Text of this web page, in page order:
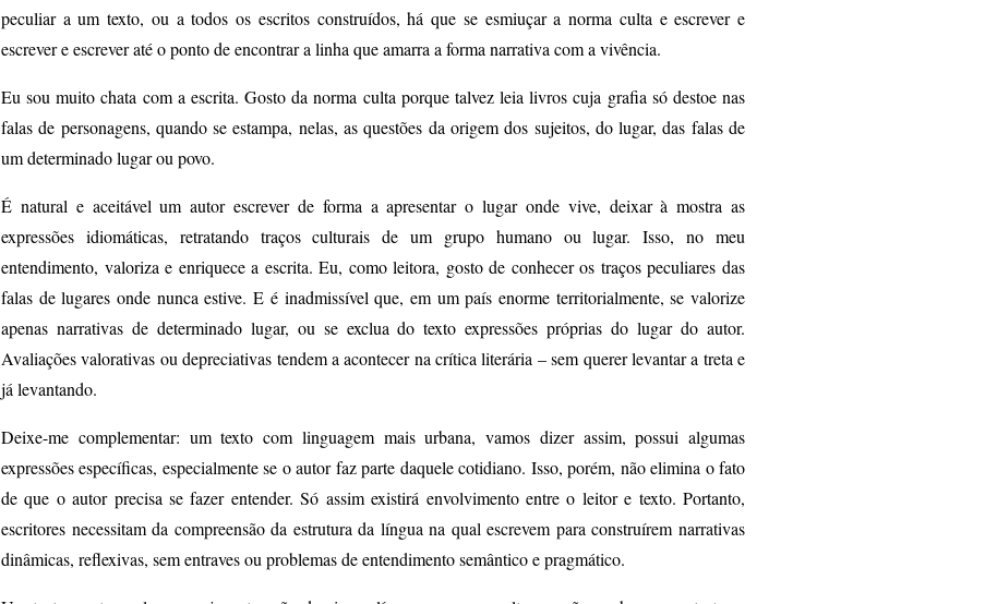
peculiar a um texto, ou a todos os escritos construídos, há que se esmiuçar a norma culta e escrever e
escrever e escrever até o ponto de encontrar a linha que amarra a forma narrativa com a vivência.
Eu sou muito chata com a escrita. Gosto da norma culta porque talvez leia livros cuja grafia só destoe nas
falas de personagens, quando se estampa, nelas, as questões da origem dos sujeitos, do lugar, das falas de
um determinado lugar ou povo.
É natural e aceitável um autor escrever de forma a apresentar o lugar onde vive, deixar à mostra as
expressões idiomáticas, retratando traços culturais de um grupo humano ou lugar. Isso, no meu
entendimento, valoriza e enriquece a escrita. Eu, como leitora, gosto de conhecer os traços peculiares das
falas de lugares onde nunca estive. E é inadmissível que, em um país enorme territorialmente, se valorize
apenas narrativas de determinado lugar, ou se exclua do texto expressões próprias do lugar do autor.
Avaliações valorativas ou depreciativas tendem a acontecer na crítica literária – sem querer levantar a treta e
já levantando.
Deixe-me complementar: um texto com linguagem mais urbana, vamos dizer assim, possui algumas
expressões específicas, especialmente se o autor faz parte daquele cotidiano. Isso, porém, não elimina o fato
de que o autor precisa se fazer entender. Só assim existirá envolvimento entre o leitor e texto. Portanto,
escritores necessitam da compreensão da estrutura da língua na qual escrevem para construírem narrativas
dinâmicas, reflexivas, sem entraves ou problemas de entendimento semântico e pragmático.